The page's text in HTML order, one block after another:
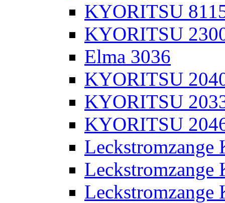
KYORITSU
KYORITSU
Elma 3036
KYORITSU
KYORITSU
KYORITSU
Leckstromzange
Leckstromzange
Leckstromzange